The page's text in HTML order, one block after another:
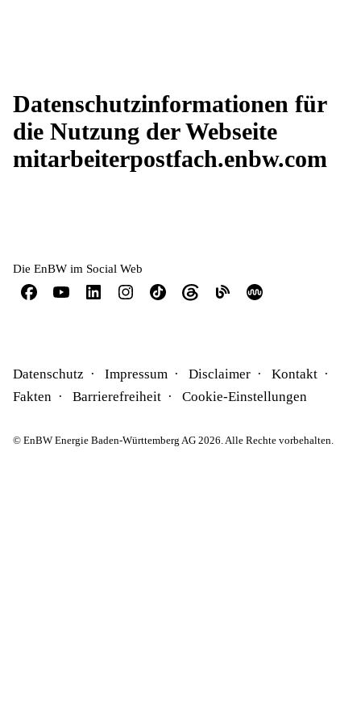
Datenschutzinformationen für
die Nutzung der Webseite
mitarbeiterpostfach.enbw.com
Die EnBW im Social Web
Datenschutz Impressum Disclaimer
Kontakt
Fakten
Barrierefreiheit Cookie-Einstellungen
© EnBW Energie Baden-Württemberg AG 2026. Alle Rechte vorbehalten.